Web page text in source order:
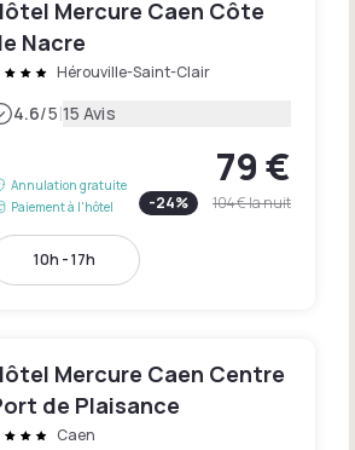
Mercure Caen Côte
Nacre
Hérouville-Saint-Clair
4.6/5|15 Avis
Annulation gratuite
Paiement à l'hôtel
79 €
-24% 104 €la nuit
10h - 17h
Mercure Caen Centre
de Plaisance
Caen